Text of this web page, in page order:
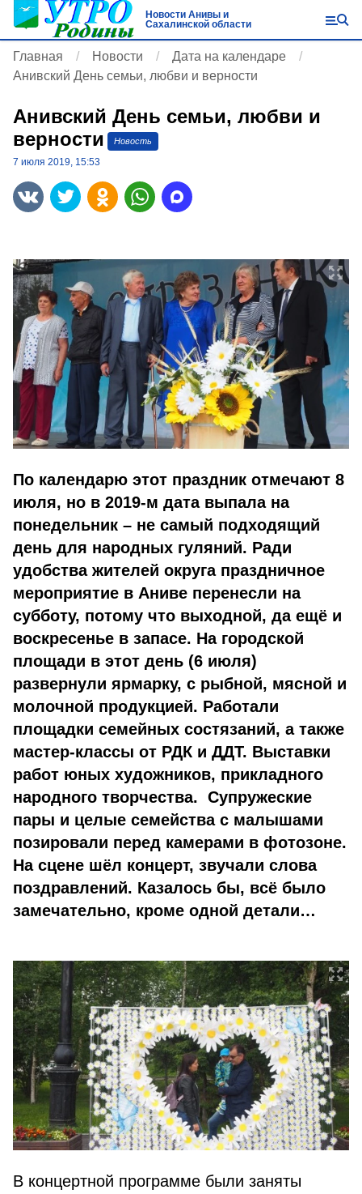
Новости Анивы и
Сахалинской области
Главная Новости
Дата на календаре
Анивский День семьи, любви и верности
Анивский День семьи, любви и
верности
Новость
7 июля 2019, 15:53
По календарю этот праздник отмечают 8
июля, но в 2019-м дата выпала на
понедельник – не самый подходящий
день для народных гуляний. Ради
удобства жителей округа праздничное
мероприятие в Аниве перенесли на
субботу, потому что выходной, да ещё и
воскресенье в запасе. На городской
площади в этот день (6 июля)
развернули ярмарку, с рыбной, мясной и
молочной продукцией. Работали
площадки семейных состязаний, а также
мастер-классы от РДК и ДДТ. Выставки
работ юных художников, прикладного
народного творчества. Супружеские
пары и целые семейства с малышами
позировали перед камерами в фотозоне.
На сцене шёл концерт, звучали слова
поздравлений. Казалось бы, всё было
замечательно, кроме одной детали…
В концертной программе были заняты